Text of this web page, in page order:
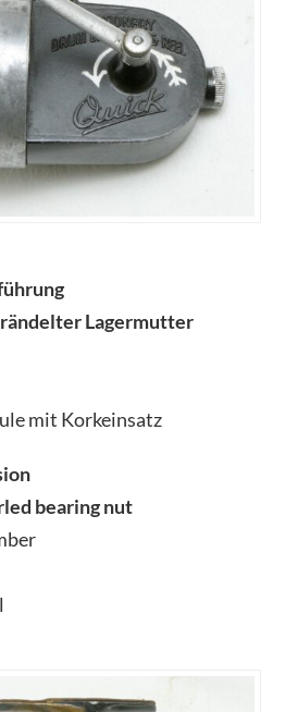
Lagermutter
mit Korkeinsatz
bearing nut